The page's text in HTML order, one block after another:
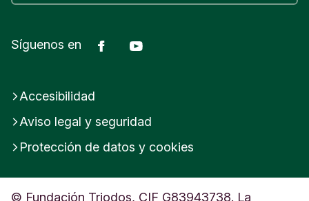
Síguenos en Facebook
Accesibilidad
Aviso legal y seguridad
Protección de datos y cookies
© Fundación Triodos, CIF G83943738. La